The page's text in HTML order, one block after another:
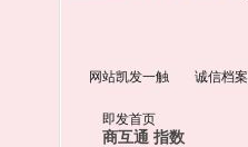
网站凯发一触
即发首页
诚信档案
商互通 指数